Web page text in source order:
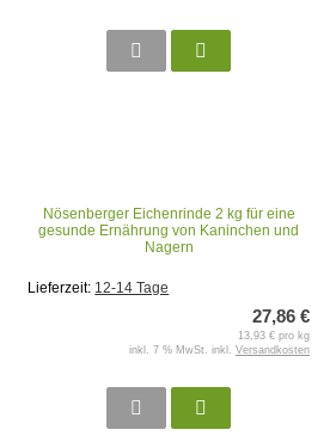
Nösenberger Eichenrinde 2 kg für eine
gesunde Ernährung von Kaninchen und
Nagern
Lieferzeit: 12-14 Tage
27,86 €
13,93 € pro kg
inkl. 7 % MwSt. inkl. Versandkosten